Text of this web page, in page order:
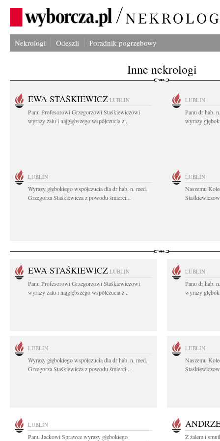
Nekrologi Odeszli Poradnik pogrzebowy
Inne nekrologi
EWA STAŚKIEWICZ LUBLIN
Panu Profesorowi Grzegorzowi Staśkiewiczowi
wyrazy żalu i najgłębszego współczucia z...
LUBLIN
Panu dr hab.
wyrazy
LUBLIN
Wyrazy głębokiego współczucia dla dr hab. n. med.
Grzegorza Staśkiewicza z powodu śmierci...
LUBLIN
Naszemu
EWA STAŚKIEWICZ LUBLIN
Panu Profesorowi Grzegorzowi Staśkiewiczowi
wyrazy żalu i najgłębszego współczucia z...
LUBLIN
Panu dr hab.
wyrazy
LUBLIN
Wyrazy głębokiego współczucia dla dr hab. n. med.
Grzegorza Staśkiewicza z powodu śmierci...
LUBLIN
Naszemu
LUBLIN
Panu Jackowi Sprawce wyrazy głębokiego
Z żalem i